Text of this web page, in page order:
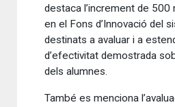
destaca l’increment de 500
en el Fons d’Innovació del
destinats a avaluar i a
d’efectivitat demostrada
dels alumnes.
També es menciona